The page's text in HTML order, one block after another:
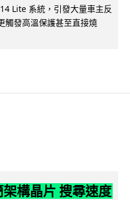
Lite 系統，引發大量車主反
觸發高溫保護甚至直接燒
構晶片 搜尋速度